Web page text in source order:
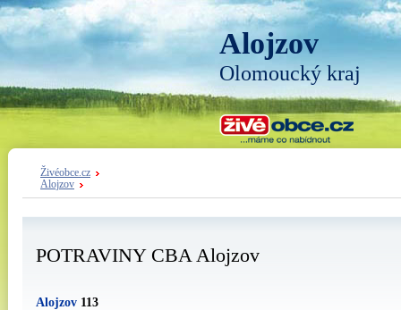
Alojzov
Olomoucký kraj
Živéobce.cz
Alojzov
POTRAVINY CBA Alojzov
Alojzov 113